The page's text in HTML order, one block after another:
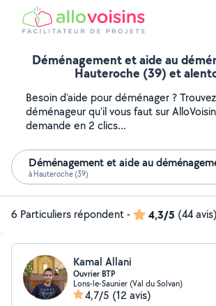
Déménagement et aide au
Hauteroche (39) et
Besoin d'aide pour déménager ?
déménageur qu'il vous faut sur
demande en 2 clics...
Déménagement et aide au
à Hauteroche (39)
6 Particuliers répondent- 4,3/5 (44 avis)
Kamal Allani
Ouvrier BTP
Lons-le-Saunier (Val du Solvan)
4,7/5 (12 avis)